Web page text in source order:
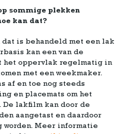
sommige plekken
kan dat?
is behandeld met een lak
kan een van de
het oppervlak regelmatig in
met een weekmaker.
af en toe nog steeds
en placemats om het
De lakfilm kan door de
aangetast en daardoor
worden. Meer informatie